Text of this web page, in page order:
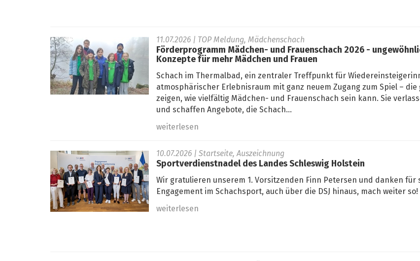
11.07.2026 | TOP Meldung, Mädchenschach
Förderprogramm Mädchen- und Frauenschach 2026 -
Konzepte für mehr Mädchen und Frauen
Schach im Thermalbad, ein zentraler Treffpunkt für
atmosphärischer Erlebnisraum mit ganz neuem Zugang zum Spiel –
zeigen, wie vielfältig Mädchen- und Frauenschach sein kann. Sie
und schaffen Angebote, die Schach...
weiterlesen
10.07.2026 | Startseite, Auszeichnung
Sportverdienstnadel des Landes Schleswig Holstein
Wir gratulieren unserem 1. Vorsitzenden Finn Petersen und danken für
Engagement im Schachsport, auch über die DSJ hinaus, mach weiter so!
weiterlesen